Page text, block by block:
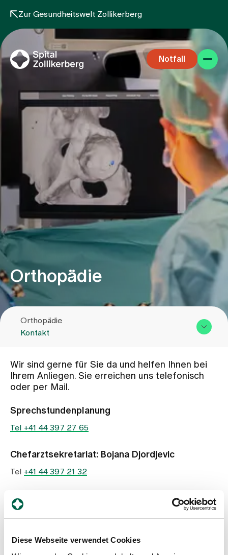
Diese Webseite verwendet Cookies
Zur Gesundheitswelt Zollikerberg
Notfall
Fachbereiche
Aufenthalt
Team
Events
Über uns
Aktuelles
Jobs & Karriere
Kontakt
Blog
Medien
Publikationen
Orthopädie
Orthopädie
Kontakt
Übersicht & Leistungen
Team
Zuweisende
Wir sind gerne für Sie da und helfen Ihnen bei
Ihrem Anliegen. Sie erreichen uns telefonisch
oder per Mail.
Sprechstundenplanung
Tel +41 44 397 27 65
Chefarztsekretariat: Bojana Djordjevic
Tel +41 44 397 21 32
Mail